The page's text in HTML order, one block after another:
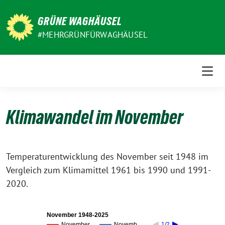
zum
Inhalt
GRÜNE WAGHÄUSEL
#MEHRGRÜNFÜRWAGHÄUSEL
Klimawandel im November
Temperaturentwicklung des November seit 1948 im
Vergleich zum Klimamittel 1961 bis 1990 und 1991-
2020.
November 1948-2025